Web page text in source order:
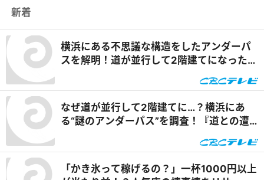
新着
横浜にある不思議な構造をしたアンダーパ
スを解明！道が並行して2階建てになったワ
なぜ道が並行して2階建てに…？横浜にあ
る“謎のアンダーパス”を調査！『道との遭
「かき氷って稼げるの？」一杯1000円以上